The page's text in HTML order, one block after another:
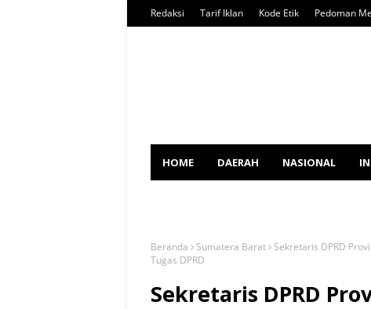
Redaksi Tarif Iklan Kode Etik Pedoman
HOME DAERAH NASIONAL
Beranda Sumatera Barat
Sekretaris DPRD
Tugas DPRD
Sekretaris DPRD